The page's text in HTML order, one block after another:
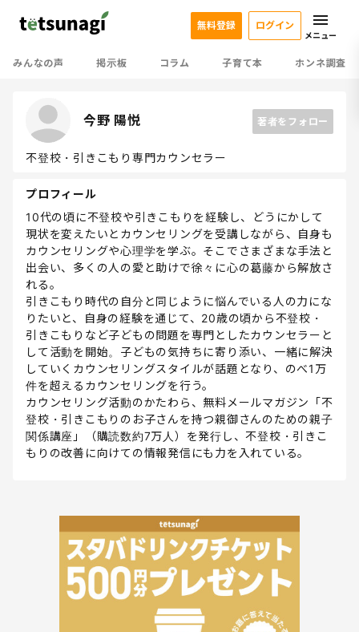
みんなの声 掲示板 コラム 子育て本 ホンネ調査
無料登録 ログイン
メニュー
今野 陽悦 著者をフォロー
不登校・引きこもり専門カウンセラー
プロフィール
10代の頃に不登校や引きこもりを経験し、どうにかして
現状を変えたいとカウンセリングを受講しながら、自身も
カウンセリングや心理学を学ぶ。そこでさまざまな手法と
出会い、多くの人の愛と助けで徐々に心の葛藤から解放さ
れる。
引きこもり時代の自分と同じように悩んでいる人の力にな
りたいと、自身の経験を通じて、20歳の頃から不登校・
引きこもりなど子どもの問題を専門としたカウンセラーと
して活動を開始。子どもの気持ちに寄り添い、一緒に解決
していくカウンセリングスタイルが話題となり、のべ1万
件を超えるカウンセリングを行う。
カウンセリング活動のかたわら、無料メールマガジン「不
登校・引きこもりのお子さんを持つ親御さんのための親子
関係講座」（購読数約7万人）を発行し、不登校・引きこ
もりの改善に向けての情報発信にも力を入れている。